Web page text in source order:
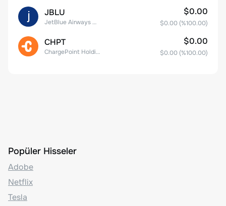
JBLU
JetBlue Airways Corp
$0.00
$0.00 (%100.00)
CHPT
ChargePoint Holdings, Inc.
$0.00
$0.00 (%100.00)
Popüler Hisseler
Adobe
Netflix
Tesla